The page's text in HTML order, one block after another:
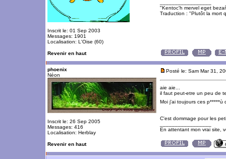
Inscrit le: 01 Sep 2003
Messages: 1901
Localisation: L'Oise (60)
"Kentoc'h mervel eget
Traduction : "Plutôt la mort
Revenir en haut
phoenix
Néon
Inscrit le: 26 Sep 2005
Messages: 416
Localisation: Herblay
Posté le: Sam Mar 31,
aie aie...
il faut peut-etre un peu de
Moi j'ai toujours ces
C'est dommage pour les
En attentant mon vrai site,
Revenir en haut